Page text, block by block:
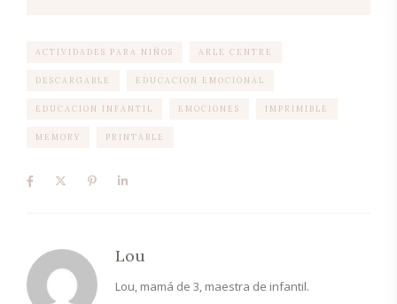
ACTIVIDADES PARA NIÑOS ARLE CENTRE
DESCARGABLE EDUCACION EMOCIONAL
EDUCACION INFANTIL EMOCIONES IMPRIMIBLE
MEMORY PRINTABLE
Lou
Lou, mamá de 3, maestra de infantil.